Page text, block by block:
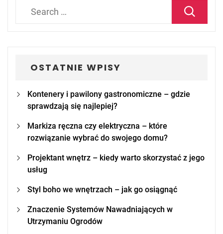
OSTATNIE WPISY
Kontenery i pawilony gastronomiczne – gdzie
sprawdzają się najlepiej?
Markiza ręczna czy elektryczna – które
rozwiązanie wybrać do swojego domu?
Projektant wnętrz – kiedy warto skorzystać z jego
usług
Styl boho we wnętrzach – jak go osiągnąć
Znaczenie Systemów Nawadniających w
Utrzymaniu Ogrodów